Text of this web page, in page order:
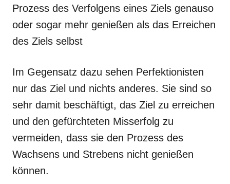
Prozess des Verfolgens eines Ziels genauso
oder sogar mehr genießen als das Erreichen
des Ziels selbst
Im Gegensatz dazu sehen Perfektionisten
nur das Ziel und nichts anderes. Sie sind so
sehr damit beschäftigt, das Ziel zu erreichen
und den gefürchteten Misserfolg zu
vermeiden, dass sie den Prozess des
Wachsens und Strebens nicht genießen
können.